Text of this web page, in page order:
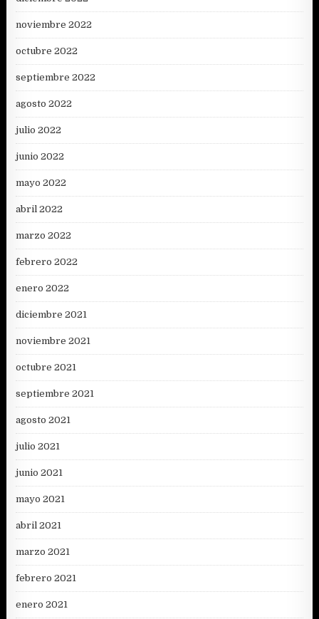
noviembre 2022
octubre 2022
septiembre 2022
agosto 2022
julio 2022
junio 2022
mayo 2022
abril 2022
marzo 2022
febrero 2022
enero 2022
diciembre 2021
noviembre 2021
octubre 2021
septiembre 2021
agosto 2021
julio 2021
junio 2021
mayo 2021
abril 2021
marzo 2021
febrero 2021
enero 2021